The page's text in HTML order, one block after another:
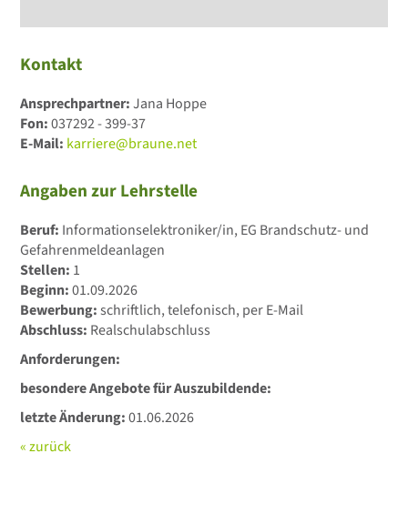
Kontakt
Ansprechpartner:Jana Hoppe
Fon:037292 - 399-37
E-Mail: karriere@braune.net
Angaben zur Lehrstelle
Beruf: Informationselektroniker/in, EG Brandschutz- und
Gefahrenmeldeanlagen
Stellen: 1
Beginn:01.09.2026
Bewerbung:schriftlich, telefonisch, per E-Mail
Abschluss: Realschulabschluss
Anforderungen:
besondere Angebote für Auszubildende:
letzte Änderung:01.06.2026
« zurück